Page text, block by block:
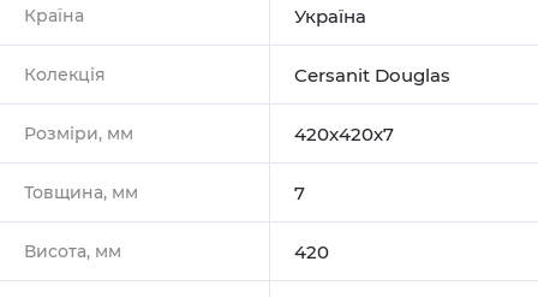
Країна Україна
Колекція Cersanit Douglas
Розміри, мм 420x420х7
Товщина, мм 7
Висота, мм 420